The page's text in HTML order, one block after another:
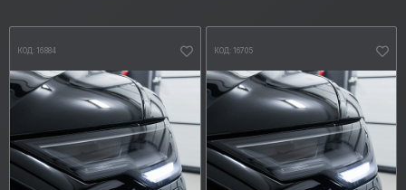
КОД: 16884 КОД: 16705